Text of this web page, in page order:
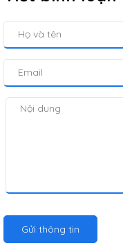
Gửi thông tin